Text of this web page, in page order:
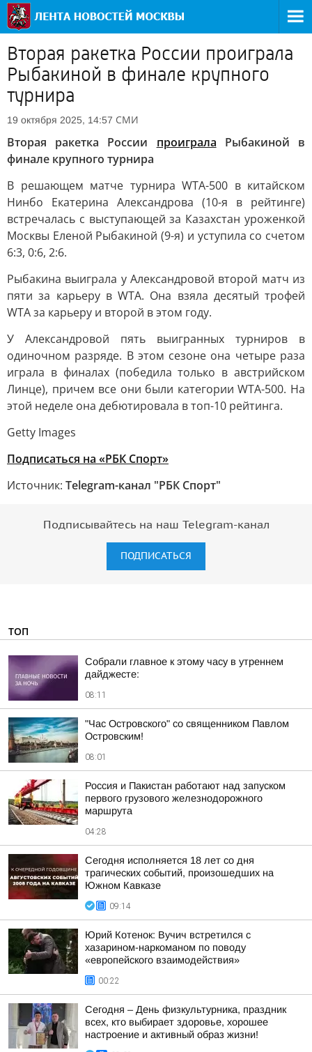
Вторая ракетка России проиграла
Рыбакиной в финале крупного
турнира
19 октября 2025, 14:57 СМИ
Вторая ракетка России проиграла Рыбакиной в
финале крупного турнира
В решающем матче турнира WTA-500 в китайском
Нинбо Екатерина Александрова (10-я в рейтинге)
встречалась с выступающей за Казахстан уроженкой
Москвы Еленой Рыбакиной (9-я) и уступила со счетом
6:3, 0:6, 2:6.
Рыбакина выиграла у Александровой второй матч из
пяти за карьеру в WTA. Она взяла десятый трофей
WTA за карьеру и второй в этом году.
У Александровой пять выигранных турниров в
одиночном разряде. В этом сезоне она четыре раза
играла в финалах (победила только в австрийском
Линце), причем все они были категории WTA-500. На
этой неделе она дебютировала в топ-10 рейтинга.
Getty Images
Подписаться на «РБК Спорт»
Источник: Telegram-канал "РБК Спорт"
Подписывайтесь на наш Telegram-канал
ПОДПИСАТЬСЯ
ТОП
Собрали главное к этому часу в утреннем
дайджесте:
08:11
"Час Островского" со священником Павлом
Островским!
08:01
Россия и Пакистан работают над запуском
первого грузового железнодорожного
маршрута
04:28
Сегодня исполняется 18 лет со дня
трагических событий, произошедших на
Южном Кавказе
09:14
Юрий Котенок: Вучич встретился с
хазарином-наркоманом по поводу
«европейского взаимодействия»
00:22
Сегодня – День физкультурника, праздник
всех, кто выбирает здоровье, хорошее
настроение и активный образ жизни!